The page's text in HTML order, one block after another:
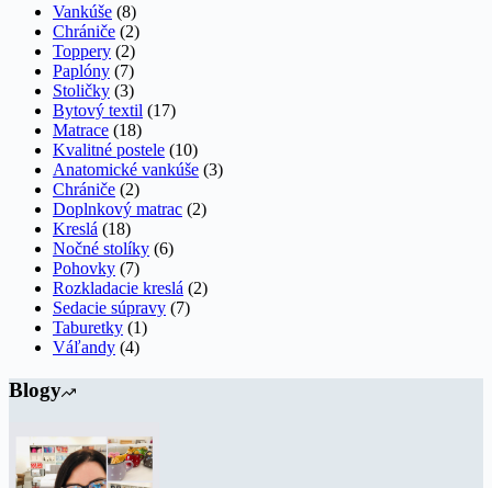
Vankúše (8)
Chrániče (2)
Toppery (2)
Paplóny (7)
Stoličky (3)
Bytový textil (17)
Matrace (18)
Kvalitné postele (10)
Anatomické vankúše (3)
Chrániče (2)
Doplnkový matrac (2)
Kreslá (18)
Nočné stolíky (6)
Pohovky (7)
Rozkladacie kreslá (2)
Sedacie súpravy (7)
Taburetky (1)
Váľandy (4)
Blogy